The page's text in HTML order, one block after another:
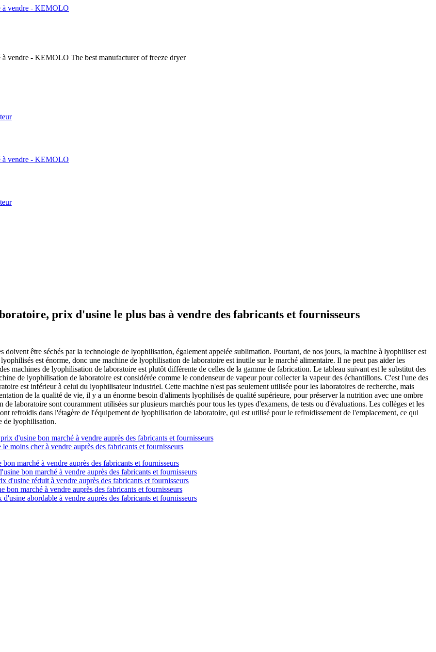
The best manufacturer of freeze dryer
prix d'usine le plus bas à vendre des fabricants et fournisseurs
être séchés par la technologie de lyophilisation, également appelée sublimation. Pourtant, de nos jours, la machine à lyophiliser est
est énorme, donc une machine de lyophilisation de laboratoire est inutile sur le marché alimentaire. Il ne peut pas aider les
machines de lyophilisation de laboratoire est plutôt différente de celles de la gamme de fabrication. Le tableau suivant est le substitut des
de lyophilisation de laboratoire est considérée comme le condenseur de vapeur pour collecter la vapeur des échantillons. C'est l'une des
est inférieur à celui du lyophilisateur industriel. Cette machine n'est pas seulement utilisée pour les laboratoires de recherche, mais
de la qualité de vie, il y a un énorme besoin d'aliments lyophilisés de qualité supérieure, pour préserver la nutrition avec une ombre
laboratoire sont couramment utilisées sur plusieurs marchés pour tous les types d'examens, de tests ou d'évaluations. Les collèges et les
refroidis dans l'étagère de l'équipement de lyophilisation de laboratoire, qui est utilisé pour le refroidissement de l'emplacement, ce qui
de lyophilisation.
d'usine bon marché à vendre auprès des fabricants et fournisseurs
moins cher à vendre auprès des fabricants et fournisseurs
marché à vendre auprès des fabricants et fournisseurs
bon marché à vendre auprès des fabricants et fournisseurs
réduit à vendre auprès des fabricants et fournisseurs
marché à vendre auprès des fabricants et fournisseurs
abordable à vendre auprès des fabricants et fournisseurs